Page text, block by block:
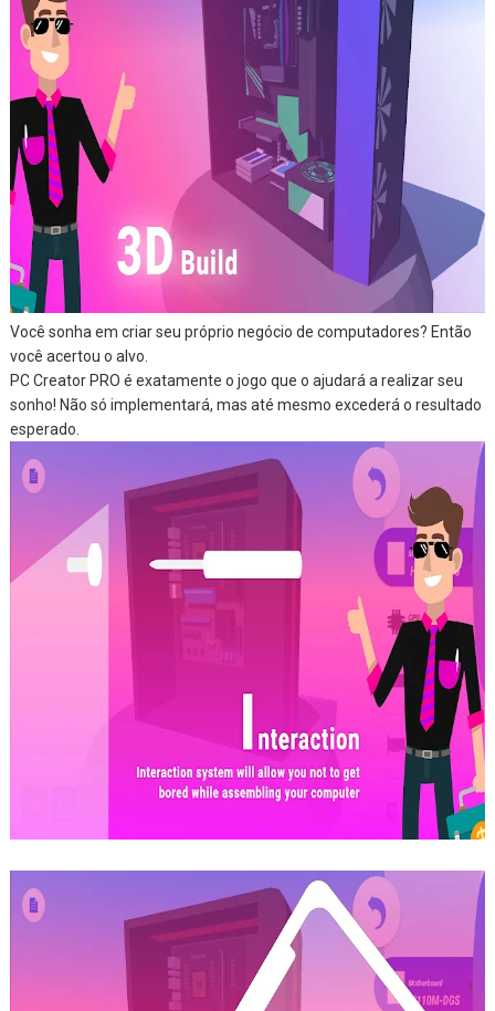
Você sonha em criar seu próprio negócio de computadores? Então
você acertou o alvo.
PC Creator PRO é exatamente o jogo que o ajudará a realizar seu
sonho! Não só implementará, mas até mesmo excederá o resultado
esperado.